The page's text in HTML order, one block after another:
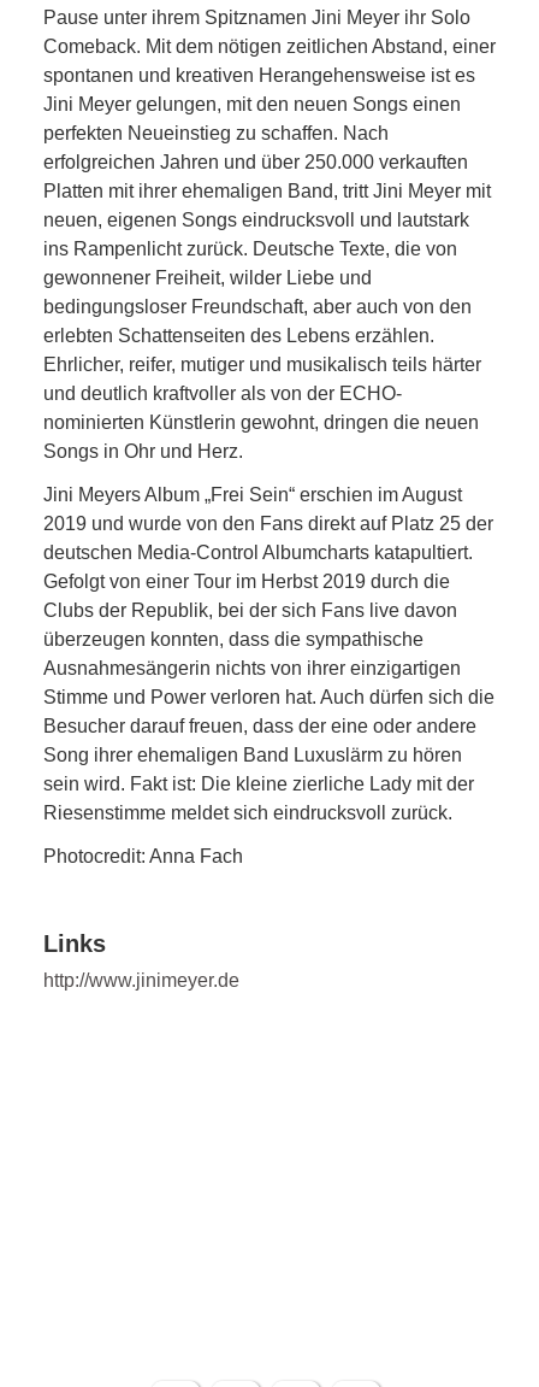
Pause unter ihrem Spitznamen Jini Meyer ihr Solo
Comeback. Mit dem nötigen zeitlichen Abstand, einer
spontanen und kreativen Herangehensweise ist es
Jini Meyer gelungen, mit den neuen Songs einen
perfekten Neueinstieg zu schaffen. Nach
erfolgreichen Jahren und über 250.000 verkauften
Platten mit ihrer ehemaligen Band, tritt Jini Meyer mit
neuen, eigenen Songs eindrucksvoll und lautstark
ins Rampenlicht zurück. Deutsche Texte, die von
gewonnener Freiheit, wilder Liebe und
bedingungsloser Freundschaft, aber auch von den
erlebten Schattenseiten des Lebens erzählen.
Ehrlicher, reifer, mutiger und musikalisch teils härter
und deutlich kraftvoller als von der ECHO-
nominierten Künstlerin gewohnt, dringen die neuen
Songs in Ohr und Herz.
Jini Meyers Album „Frei Sein“ erschien im August
2019 und wurde von den Fans direkt auf Platz 25 der
deutschen Media-Control Albumcharts katapultiert.
Gefolgt von einer Tour im Herbst 2019 durch die
Clubs der Republik, bei der sich Fans live davon
überzeugen konnten, dass die sympathische
Ausnahmesängerin nichts von ihrer einzigartigen
Stimme und Power verloren hat. Auch dürfen sich die
Besucher darauf freuen, dass der eine oder andere
Song ihrer ehemaligen Band Luxuslärm zu hören
sein wird. Fakt ist: Die kleine zierliche Lady mit der
Riesenstimme meldet sich eindrucksvoll zurück.
Photocredit: Anna Fach
Links
http://www.jinimeyer.de